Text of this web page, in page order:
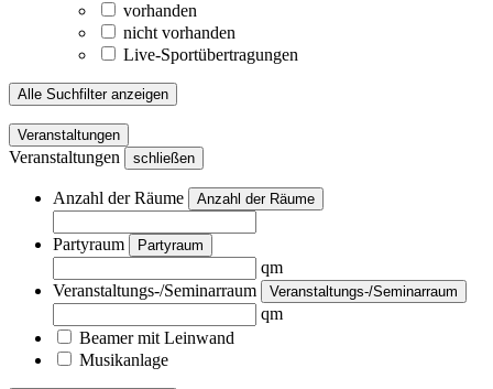
vorhanden
nicht vorhanden
Live-Sportübertragungen
Alle Suchfilter anzeigen
Veranstaltungen
Veranstaltungen schließen
Anzahl der Räume Anzahl der Räume
Partyraum Partyraum
qm
Veranstaltungs-/Seminarraum
Veranstaltungs-/Seminarraum
qm
Beamer mit Leinwand
Musikanlage